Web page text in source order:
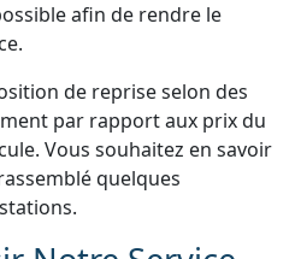
afin de rendre le
de reprise selon des
par rapport aux prix du
Vous souhaitez en savoir
quelques